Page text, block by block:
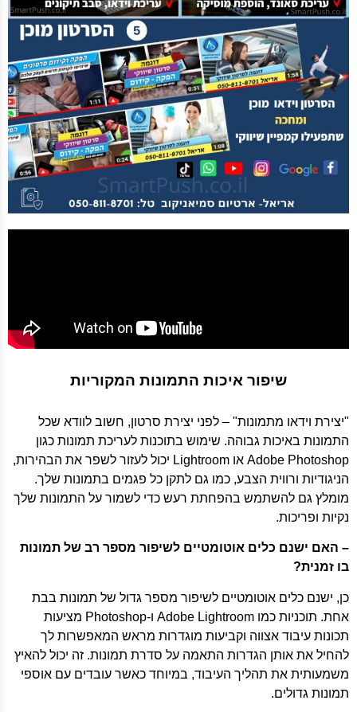
שיפור איכות התמונות המקוריות
"יצירת וידאו מתמונות" – לפני יצירת סרטון, חשוב לוודא שכל
התמונות באיכות גבוהה. שימוש בתוכנות לעריכת תמונות כגון
Adobe Photoshop או Lightroom יכול לעזור לשפר את הבהירות,
הניגודיות ורווית הצבע, כמו גם לתקן כל פגמים בתמונות שלך.
מומלץ גם להשתמש בהפחתת רעש כדי לשמור על התמונות שלך
נקיות ופריכות.
– האם ישנם כלים אוטומטיים לשיפור מספר רב של תמונות
בו זמנית?
כן, ישנם כלים אוטומטיים לשיפור מספר גדול של תמונות בבת
אחת. תוכניות כמו Adobe Lightroom ו-Photoshop מציעות
תכונות עיבוד אצווה וקביעות מוגדרות מראש המאפשרות לך
להחיל את אותן הגדרות התאמה על סדרת תמונות. זה יכול להאיץ
משמעותית את תהליך העיבוד, במיוחד כאשר עובדים עם אוספי
תמונות גדולים.